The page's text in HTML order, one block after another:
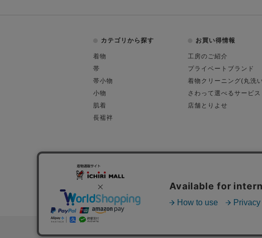
カテゴリから探す
着物
帯
帯小物
小物
肌着
長襦袢
お買い得情報
工房のご紹介
プライベートブランド
着物クリーニング(丸洗い
さわって選べるサービス
店舗とりよせ